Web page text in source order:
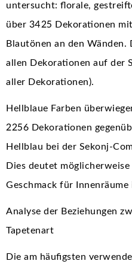
untersucht: florale,
über 3425 Dekorationen
Blautönen an den
allen Dekorationen auf der
aller Dekorationen).
Hellblaue Farben
2256 Dekorationen
Hellblau bei der Sekonj-
Dies deutet
Geschmack für Innenräume
Analyse der Beziehungen
Tapetenart
Die am häufigsten